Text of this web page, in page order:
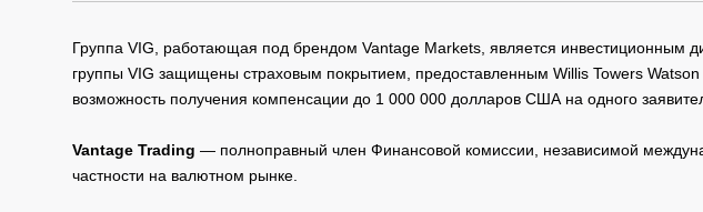
Группа VIG, работающая под брендом Vantage Markets, является
группы VIG защищены страховым покрытием, предоставленным Willis Towers
возможность получения компенсации до 1 000 000 долларов США на одного
Vantage Trading — полноправный член Финансовой комиссии, независимой
частности на валютном рынке.